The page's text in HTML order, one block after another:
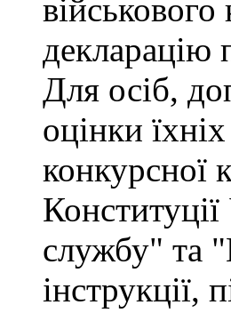
декларацію
Для осіб,
оцінки
конкурсної
службу" та
інструкції,